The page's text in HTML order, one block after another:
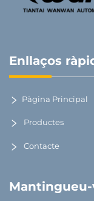
Enllaços
Pàgina Principal
Productes
Contacte